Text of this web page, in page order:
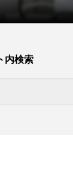
内検索